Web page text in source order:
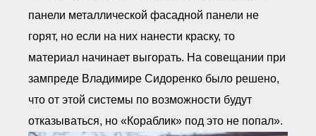
панели металлической фасадной панели не
горят, но если на них нанести краску, то
материал начинает выгорать. На совещании при
зампреде Владимире Сидоренко было решено,
что от этой системы по возможности будут
отказываться, но «Кораблик» под это не попал».